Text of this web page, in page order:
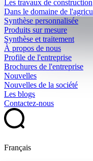
Les travaux de construction
Dans le domaine de
Synthèse personnalisée
Produits sur mesure
Synthèse et traitement
À propos de nous
Profile de l'entreprise
Brochures de l'entreprise
Nouvelles
Nouvelles de la société
Les blogs
Contactez-nous
Français